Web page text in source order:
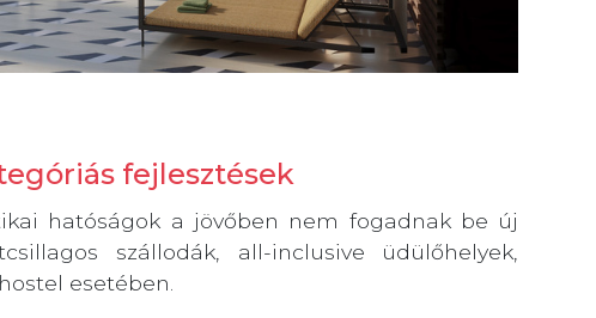
fejlesztések
hatóságok a jövőben nem fogadnak be új
szállodák, all-inclusive üdülőhelyek,
esetében.